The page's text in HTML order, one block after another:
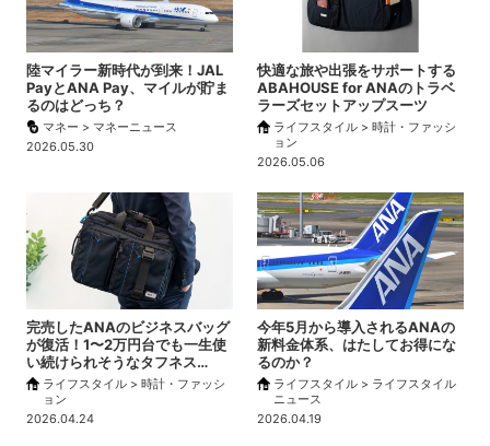
陸マイラー新時代が到来！JAL
PayとANA Pay、マイルが貯ま
るのはどっち？
マネー > マネーニュース
2026.05.30
快適な旅や出張をサポートする
ABAHOUSE for ANAのトラベ
ラーズセットアップスーツ
ライフスタイル > 時計・ファッシ
ョン
2026.05.06
完売したANAのビジネスバッグ
が復活！1〜2万円台でも一生使
い続けられそうなタフネス…
ライフスタイル > 時計・ファッシ
ョン
2026.04.24
今年5月から導入されるANAの
新料金体系、はたしてお得にな
るのか？
ライフスタイル > ライフスタイル
ニュース
2026.04.19